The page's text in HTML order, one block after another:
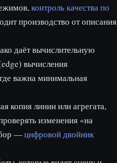
контроль качества по
производство от описания
даёт вычислительную
вычисления
важна минимальная
копия линии или агрегата,
изменения «на
—цифровой двойник